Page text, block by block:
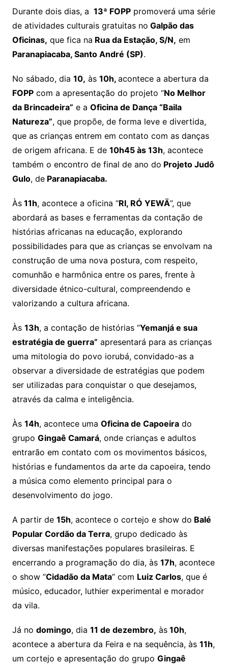
Durante dois dias, a 13ª FOPPpromoverá uma série
de atividades culturais gratuitas no Galpão das
Oficinas, que fica na Rua da Estação, S/N, em
Paranapiacaba, Santo André (SP).
No sábado, dia 10, às 10h, acontece a abertura da
FOPPcom a apresentação do projeto “No Melhor
da Brincadeira” e a Oficina de Dança “Baila
Natureza”, que propõe, de forma leve e divertida,
que as crianças entrem em contato com as danças
de origem africana. E de 10h45 às 13h, acontece
também o encontro de final de ano do Projeto Judô
Gulo, deParanapiacaba.
Às11h, acontece a oficina “RI, RÓ YEWÄ”, que
abordará as bases e ferramentas da contação de
histórias africanas na educação, explorando
possibilidades para que as crianças se envolvam na
construção de uma nova postura, com respeito,
comunhão e harmônica entre os pares, frente à
diversidade étnico-cultural, compreendendo e
valorizando a cultura africana.
Às 13h, a contação de histórias “Yemanjá e sua
estratégia de guerra” apresentará para as crianças
uma mitologia do povo iorubá, convidado-as a
observar a diversidade de estratégias que podem
ser utilizadas para conquistar o que desejamos,
através da calma e inteligência.
Às 14h, acontece uma Oficina de Capoeirado
grupo Gingaê Camará, onde crianças e adultos
entrarão em contato com os movimentos básicos,
histórias e fundamentos da arte da capoeira, tendo
a música como elemento principal para o
desenvolvimento do jogo.
A partir de 15h, acontece o cortejo e show do Balé
Popular Cordão da Terra, grupo dedicado às
diversas manifestações populares brasileiras. E
encerrando a programação do dia, às 17h, acontece
o show “Cidadão da Mata” com Luiz Carlos, que é
músico, educador, luthier experimental e morador
da vila.
Já no domingo, dia 11 de dezembro, às10h,
acontece a abertura da Feira e na sequência, às 11h,
um cortejo e apresentação do grupo Gingaê